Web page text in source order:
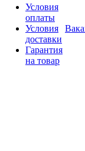
Условия
оплаты
Условия
доставки
Гарантия
на товар